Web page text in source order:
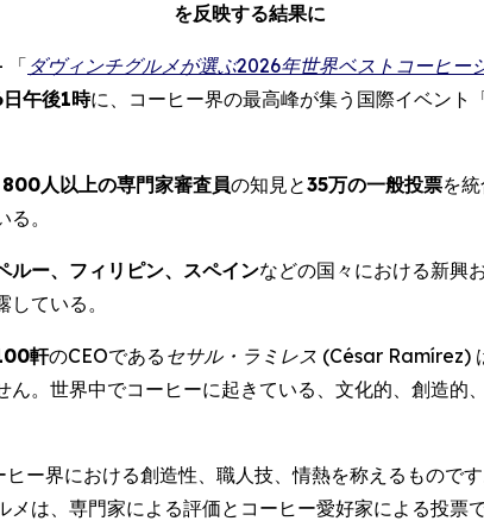
を反映する結果に
「 ダヴィンチグルメが選ぶ2026年世界ベストコーヒー
日午後1時に、コーヒー界の最高峰が集う国際イベント
800人以上の専門家審査員の知見と35万の一般投票を
。
ルー、フィリピン、スペインなどの国々における新興
ている。
軒のCEOである セサル・ラミレス (César Ramírez)
。世界中でコーヒーに起きている、文化的、創造的
ー界における創造性、職人技、情熱を称えるもので
は、専門家による評価とコーヒー愛好家による投票